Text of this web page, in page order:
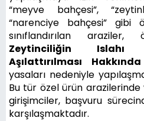
“meyve bahçesi”,
“narenciye bahçesi” gibi
sınıflandırılan
Zeytinciliğin Islahı
Aşılattırılması
yasaları nedeniyle
Bu tür özel ürün
girişimciler, başvuru
karşılaşmaktadır.